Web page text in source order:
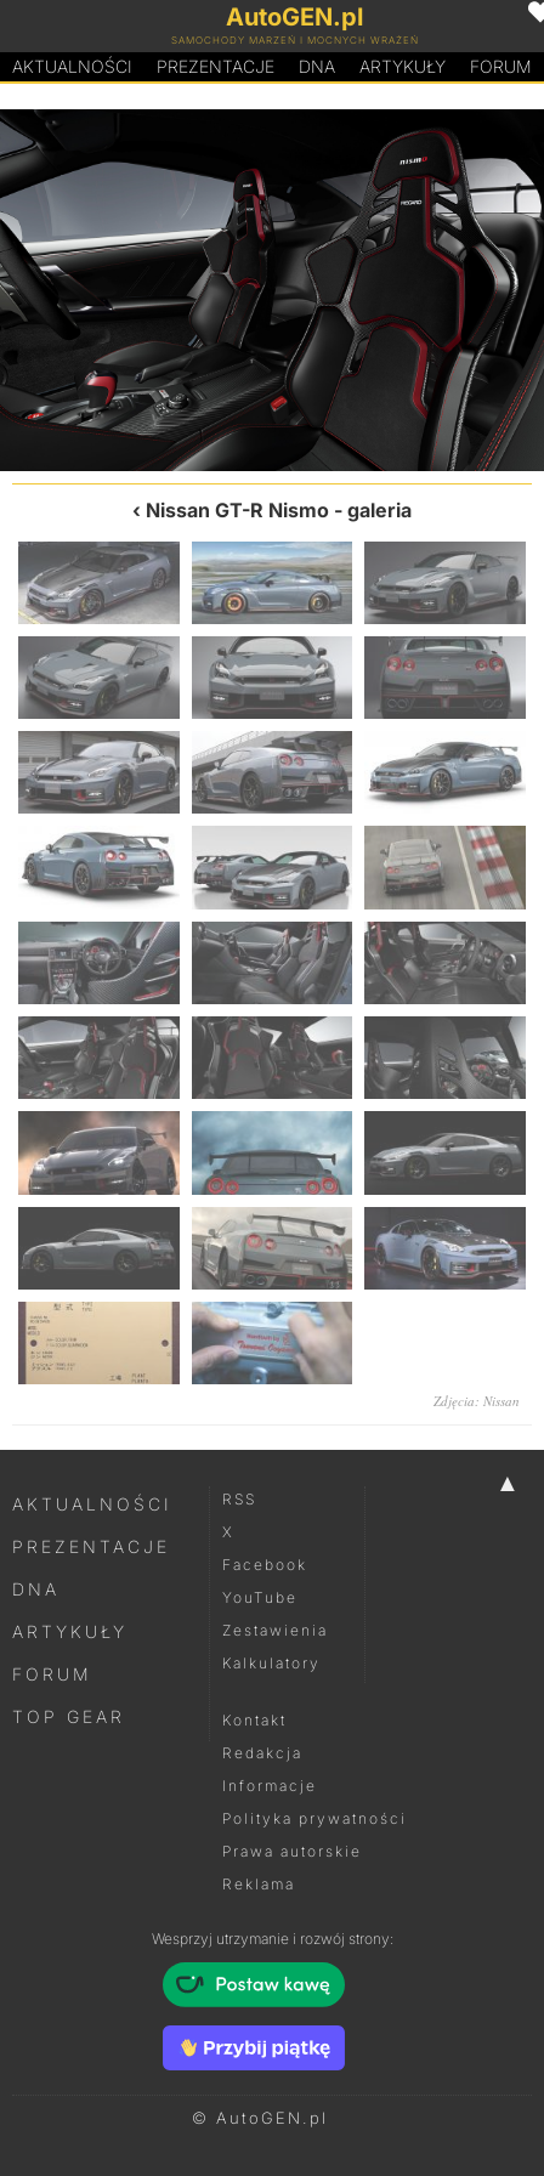
AutoGEN.pl
SAMOCHODY MARZEŃ I MOCNYCH WRAŻEŃ
AKTUALNOŚCI PREZENTACJE DNA ARTYKUŁY FORUM
Nissan GT-R Nismo - galeria
Zdjęcia: Nissan
▲
AKTUALNOŚCI
PREZENTACJE
DNA
ARTYKUŁY
FORUM
TOP GEAR
RSS
X
Facebook
YouTube
Zestawienia
Kalkulatory
Kontakt
Redakcja
Informacje
Polityka prywatności
Prawa autorskie
Reklama
Wesprzyj utrzymanie i rozwój strony:
© AutoGEN.pl